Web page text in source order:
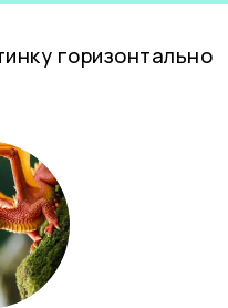
горизонтально